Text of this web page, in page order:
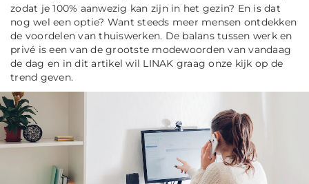
zodat je 100% aanwezig kan zijn in het gezin? En is dat
nog wel een optie? Want steeds meer mensen ontdekken
de voordelen van thuiswerken. De balans tussen werk en
privé is een van de grootste modewoorden van vandaag
de dag en in dit artikel wil LINAK graag onze kijk op de
trend geven.